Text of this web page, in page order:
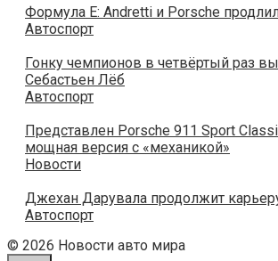
Формула Е: Andretti и Porsche
Автоспорт
Гонку чемпионов в четвёртый раз
Себастьен Лёб
Автоспорт
Представлен Porsche 911 Sport
мощная версия с «механикой»
Новости
Джехан Дарувала продолжит
Автоспорт
© 2026 Новости авто мира